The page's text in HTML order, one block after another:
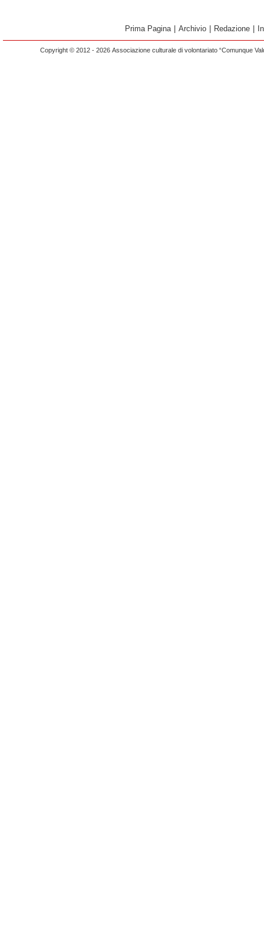
Prima Pagina Archivio Redazione
Copyright © 2012 - 2026 Associazione culturale di volontariato “Comunque